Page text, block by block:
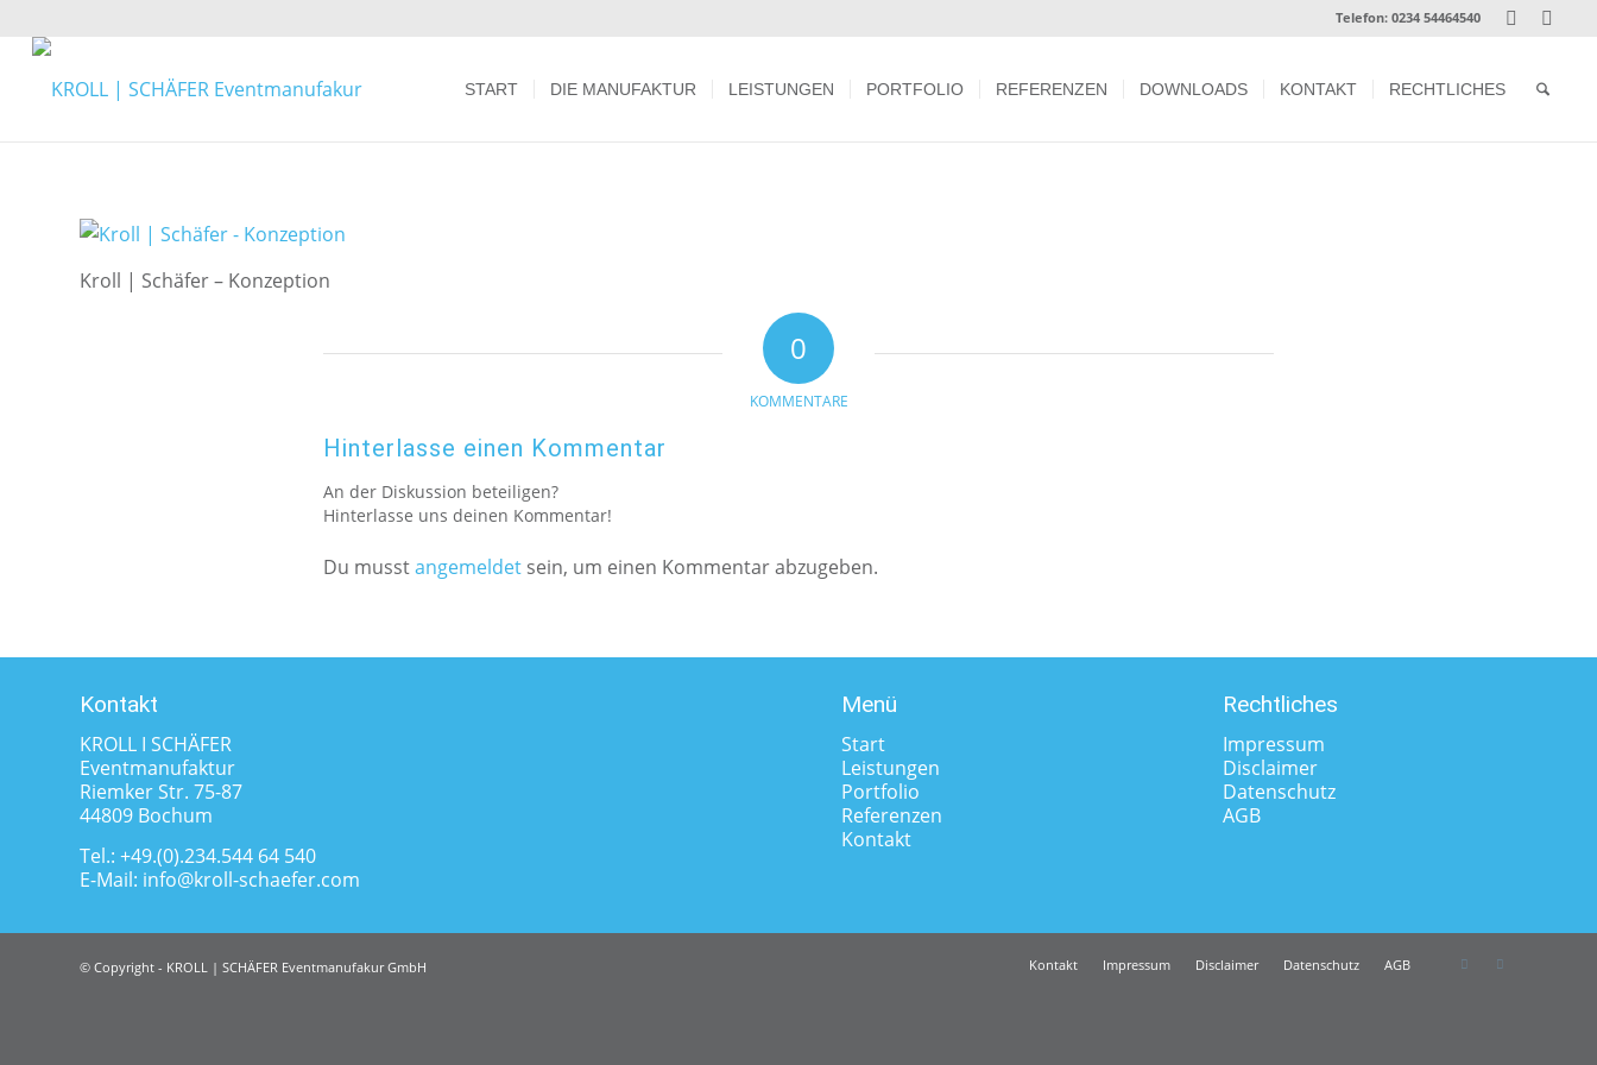
Telefon:0234 54464540
START DIE MANUFAKTUR LEISTUNGEN PORTFOLIO REFERENZEN DOWNLOADS KONTAKT RECHTLICHES
Kroll | Schäfer – Konzeption
0
KOMMENTARE
Hinterlasse einen Kommentar
An der Diskussion beteiligen?
Hinterlasse uns deinen Kommentar!
Du musstangemeldet sein, um einen Kommentar abzugeben.
Kontakt
KROLL I SCHÄFER
Eventmanufaktur
Riemker Str. 75-87
44809 Bochum
Tel.: +49.(0).234.544 64 540
E-Mail: info@kroll-schaefer.com
Menü
Start
Leistungen
Portfolio
Referenzen
Kontakt
Rechtliches
Impressum
Disclaimer
Datenschutz
AGB
© Copyright - KROLL | SCHÄFER Eventmanufakur GmbH Kontakt Impressum Disclaimer Datenschutz AGB